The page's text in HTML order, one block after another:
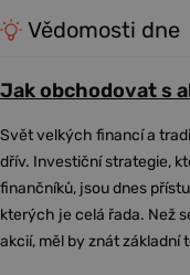
Vědomosti dne
Jak obchodovat s
Svět velkých financí a
dřív. Investiční strategie,
finančníků, jsou dnes
kterých je celá řada. Než
akcií, měl by znát základní